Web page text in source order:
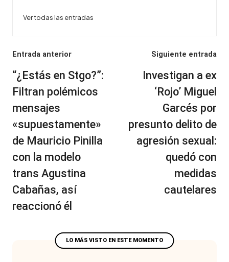
Ver todas las entradas
Navegación
de
entradas
Entrada anterior
“¿Estás en Stgo?”:
Filtran polémicos
mensajes
«supuestamente»
de Mauricio Pinilla
con la modelo
trans Agustina
Cabañas, así
reaccionó él
Siguiente entrada
Investigan a ex
‘Rojo’ Miguel
Garcés por
presunto delito de
agresión sexual:
quedó con
medidas
cautelares